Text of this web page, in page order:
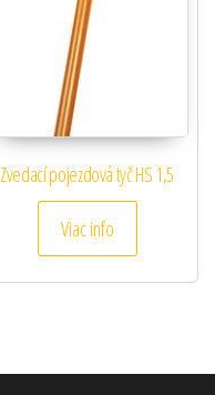
Zvedací pojezdová tyč HS 1,5
Viac info